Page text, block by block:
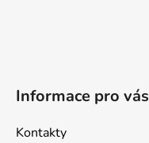
Informace pro vás
Kontakty